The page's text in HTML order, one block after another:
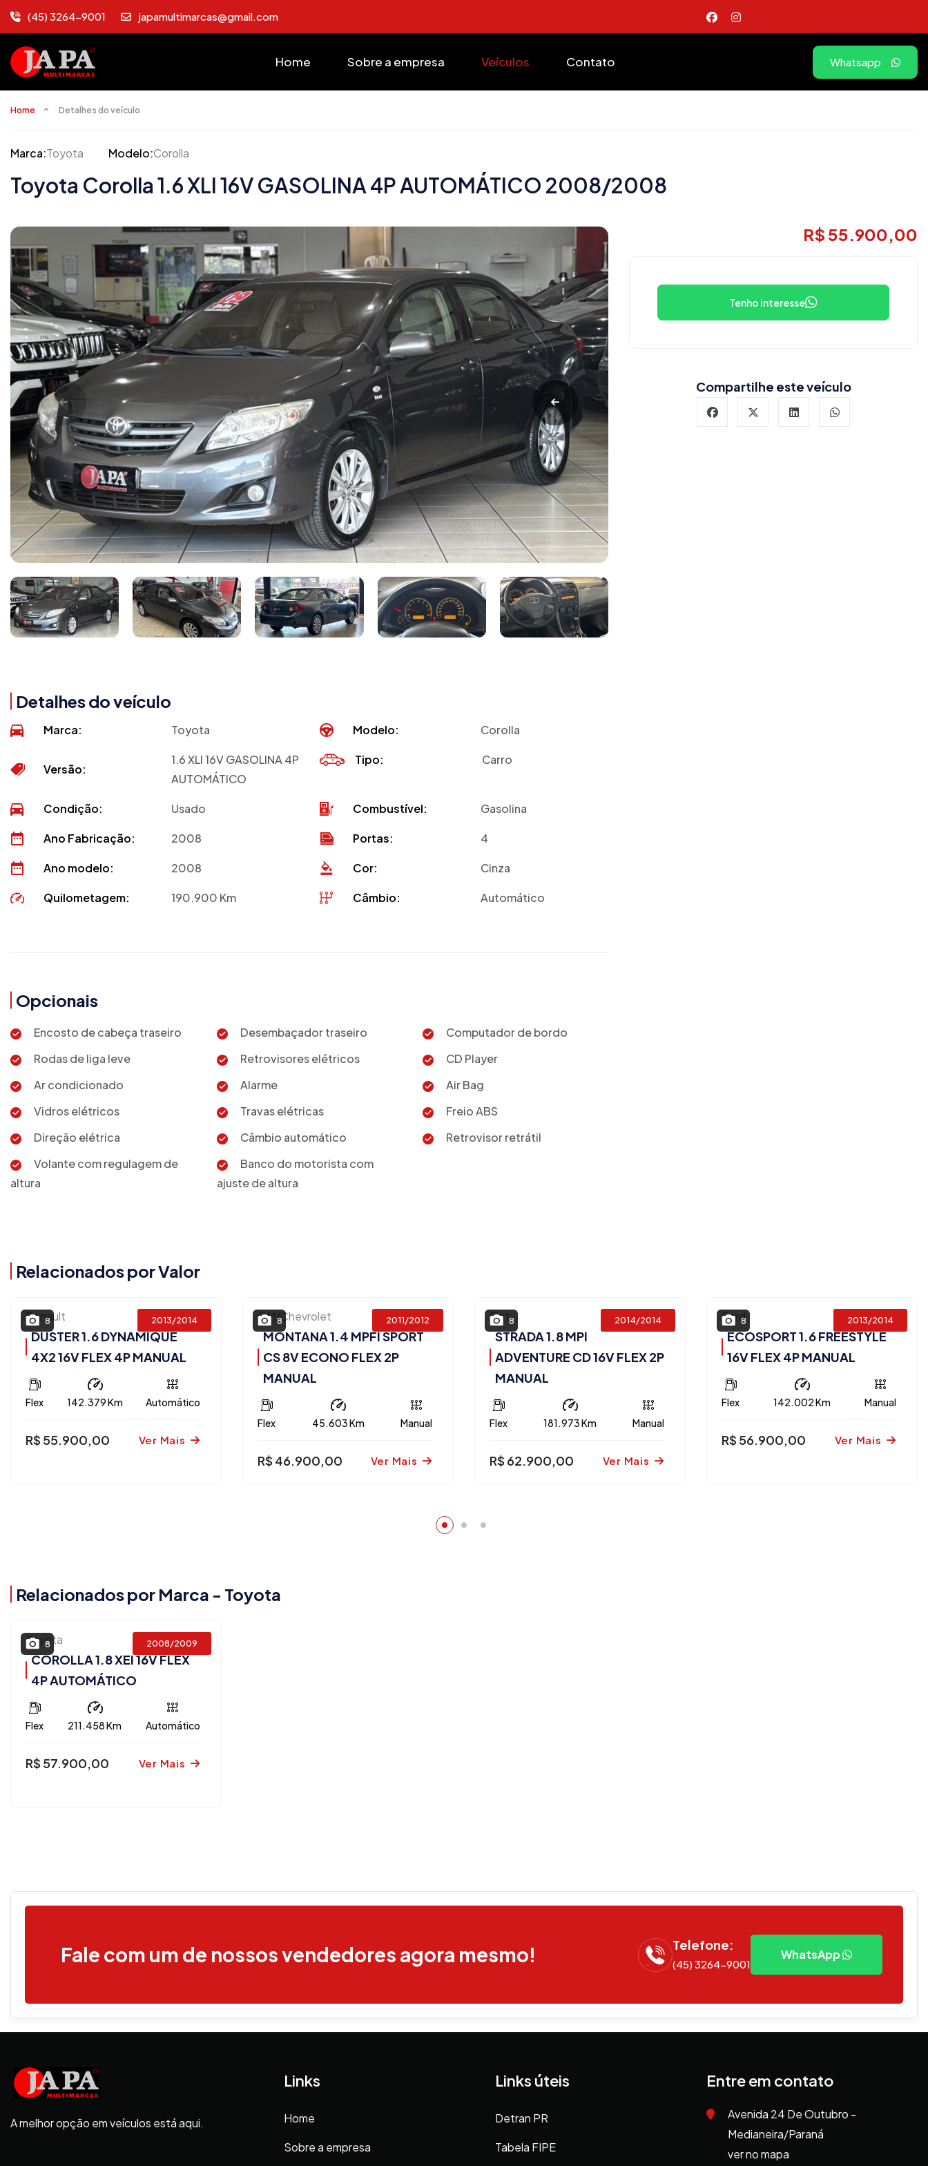
(45) 3264-9001 japamultimarcas@gmail.com
Home Sobre a empresa Veículos Contato Whatsapp
Home Detalhes do veículo
Marca:Toyota Modelo:Corolla
Toyota Corolla 1.6 XLI 16V GASOLINA 4P AUTOMÁTICO 2008/2008
Detalhes do veículo
Marca: Toyota Modelo: Corolla
Versão:
1.6 XLI 16V GASOLINA 4P
AUTOMÁTICO
Tipo: Carro
Condição: Usado Combustível: Gasolina
Ano Fabricação: 2008 Portas: 4
Ano modelo: 2008 Cor: Cinza
Quilometagem: 190.900 Km Câmbio: Automático
Opcionais
Encosto de cabeça traseiro Desembaçador traseiro
Computador de bordo
Rodas de liga leve
Retrovisores elétricos
CD Player
Ar condicionado
Alarme
Air Bag
Vidros elétricos
Travas elétricas
Freio ABS
Direção elétrica
Câmbio automático
Retrovisor retrátil
Volante com regulagem de
altura
Banco do motorista com
ajuste de altura
R$ 55.900,00
Tenho interesse
Compartilhe este veículo
Relacionados por Valor
8 2013/2014
Renault
DUSTER 1.6 DYNAMIQUE
4X2 16V FLEX 4P MANUAL
Flex 142.379 Km Automático
R$ 55.900,00 Ver Mais
8 2011/2012
GM/Chevrolet
MONTANA 1.4 MPFI SPORT
CS 8V ECONO FLEX 2P
MANUAL
Flex 45.603 Km Manual
R$ 46.900,00 Ver Mais
8 2014/2014
Fiat
STRADA 1.8 MPI
ADVENTURE CD 16V FLEX 2P
MANUAL
Flex 181.973 Km Manual
R$ 62.900,00 Ver Mais
8 2013/2014
Ford
ECOSPORT 1.6 FREESTYLE
16V FLEX 4P MANUAL
Flex 142.002 Km Manual
R$ 56.900,00 Ver Mais
Relacionados por Marca - Toyota
8 2008/2009
Toyota
COROLLA 1.8 XEI 16V FLEX
4P AUTOMÁTICO
Flex 211.458 Km Automático
R$ 57.900,00 Ver Mais
Fale com um de nossos vendedores agora mesmo! Telefone:
(45) 3264-9001
WhatsApp
A melhor opção em veículos está aqui.
Links
Home
Sobre a empresa
Links úteis
Detran PR
Tabela FIPE
Entre em contato
Avenida 24 De Outubro -
Medianeira/Paraná
ver no mapa